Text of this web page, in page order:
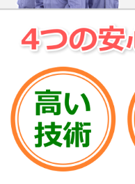
鹿深 / 和野）